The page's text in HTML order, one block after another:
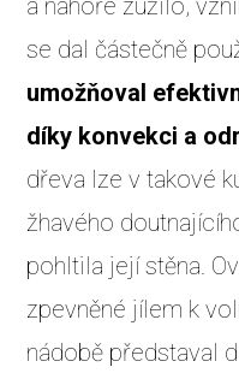
se dal částečně
umožňoval
díky konvekci a
dřeva lze v takové
žhavého
pohltila její stěna.
zpevněné jílem k
nádobě představal